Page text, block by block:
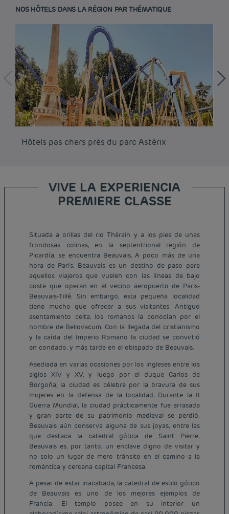
NOS HÔTELS DANS LA RÉGION PAR THÉMATIQUE
Hôtels pas chers près du parc Astérix
VIVE LA EXPERIENCIA
PREMIERE CLASSE
Situada a orillas del rio Thérain y a los pies de unas
frondosas colinas, en la septentrional región de
Picardía, se encuentra Beauvais. A poco más de una
hora de París, Beauvais es un destino de paso para
aquellos viajeros que vuelen con las líneas de bajo
coste que operan en el vecino aeropuerto de Paris-
Beauvais-Tillé. Sin embargo, esta pequeña localidad
tiene mucho que ofrecer a sus visitantes. Antiguo
asentamiento celta, los romanos la conocían por el
nombre de Bellovacum. Con la llegada del cristianismo
y la caída del Imperio Romano la ciudad se convirtió
en condado, y más tarde en el obispado de Beauvais.
Asediada en varias ocasiones por los ingleses entre los
siglos XIV y XV, y luego por el duque Carlos de
Borgoña, la ciudad es célebre por la bravura de sus
mujeres en la defensa de la localidad. Durante la II
Guerra Mundial, la ciudad prácticamente fue arrasada
y gran parte de su patrimonio medieval se perdió.
Beauvais aún conserva alguna de sus joyas, entre las
que destaca la catedral gótica de Saint Pierre.
Beauvais es, por tanto, un enclave digno de visitar y
no solo un lugar de mero tránsito en el camino a la
romántica y cercana capital Francesa.
A pesar de estar inacabada, la catedral de estilo gótico
de Beauvais es uno de los mejores ejemplos de
Francia. El templo posee en su interior un